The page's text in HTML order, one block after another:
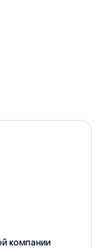
компании